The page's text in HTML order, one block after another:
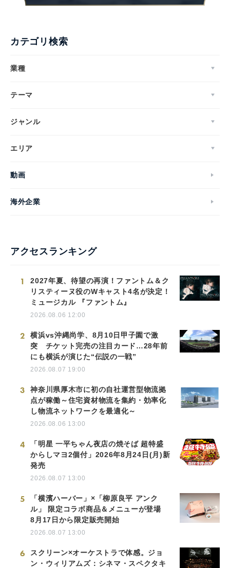
カテゴリ検索
業種
テーマ
ジャンル
エリア
動画
海外企業
アクセスランキング
1
2027年夏、待望の再演！ファントム＆ク
リスティーヌ役のWキャスト4名が決定！
ミュージカル 『ファントム』
2026.08.06 12:00
2
横浜vs沖縄尚学、8月10日甲子園で激
突 チケット完売の注目カード…28年前
にも横浜が演じた“伝説の一戦”
2026.08.07 19:00
3
神奈川県厚木市に初の自社運営型物流拠
点が稼働～住宅資材物流を集約・効率化
し物流ネットワークを最適化～
2026.08.06 13:00
4
「明星 一平ちゃん夜店の焼そば 超特盛
からしマヨ2個付」2026年8月24日(月)新
発売
2026.08.07 13:00
5
「横濱ハーバー」×「柳原良平 アンク
ル」 限定コラボ商品＆メニューが登場
8月17日から限定販売開始
2026.08.07 13:00
6
スクリーン×オーケストラで体感。ジョ
ン・ウィリアムズ：シネマ・スペクタキ